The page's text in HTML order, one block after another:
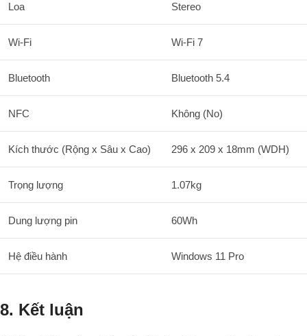
Loa Stereo
Wi-Fi Wi-Fi 7
Bluetooth Bluetooth 5.4
NFC Không (No)
Kích thước (Rộng x Sâu x Cao) 296 x 209 x 18mm (WDH)
Trọng lượng 1.07kg
Dung lượng pin 60Wh
Hệ điều hành Windows 11 Pro
8. Kết luận